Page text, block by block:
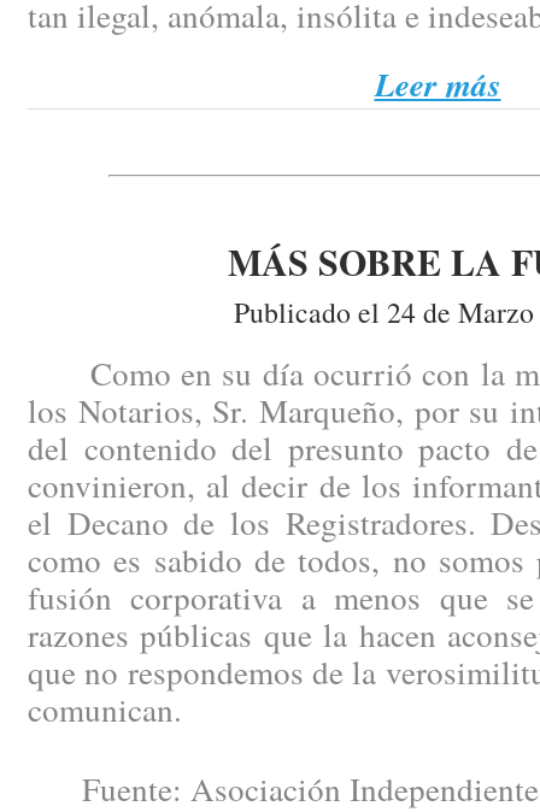
tan ilegal, anómala, insólita e
Leer más
MÁS SOBRE LA
Publicado el 24 de
Como en su día ocurrió con la
los Notarios, Sr. Marqueño, por su
del contenido del presunto pacto
convinieron, al decir de los
el Decano de los Registradores.
como es sabido de todos, no
fusión corporativa a menos que
razones públicas que la hacen
que no respondemos de la
comunican.
Fuente: Asociación